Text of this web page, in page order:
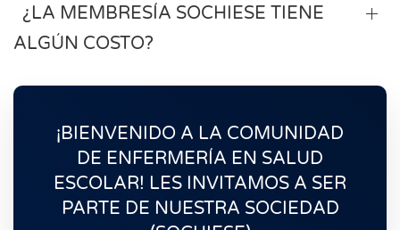
¿LA MEMBRESÍA SOCHIESE TIENE
ALGÚN COSTO?
¡BIENVENIDO A LA COMUNIDAD
DE ENFERMERÍA EN SALUD
ESCOLAR! LES INVITAMOS A SER
PARTE DE NUESTRA SOCIEDAD